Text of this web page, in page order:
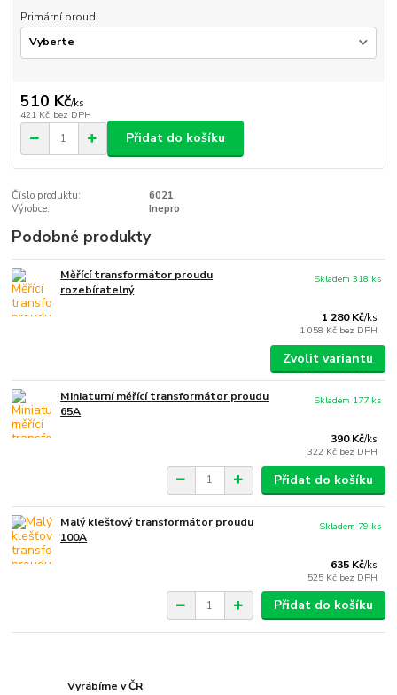
Primární proud:
510 Kč/ks
421 Kč bez DPH
Přidat do košíku
Číslo produktu:
6021
Výrobce:
Inepro
Podobné produkty
Měřící transformátor proudu
rozebíratelný
1 280 Kč/ks
1 058 Kč bez DPH
Skladem 318 ks
Zvolit variantu
Miniaturní měřící transformátor proudu
65A
390 Kč/ks
322 Kč bez DPH
Skladem 177 ks
Přidat do košíku
Malý klešťový transformátor proudu
100A
635 Kč/ks
525 Kč bez DPH
Skladem 79 ks
Přidat do košíku
Vyrábíme v ČR